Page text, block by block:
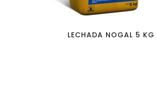
favorite_border visibility
LECHADA NOGAL 5 KG